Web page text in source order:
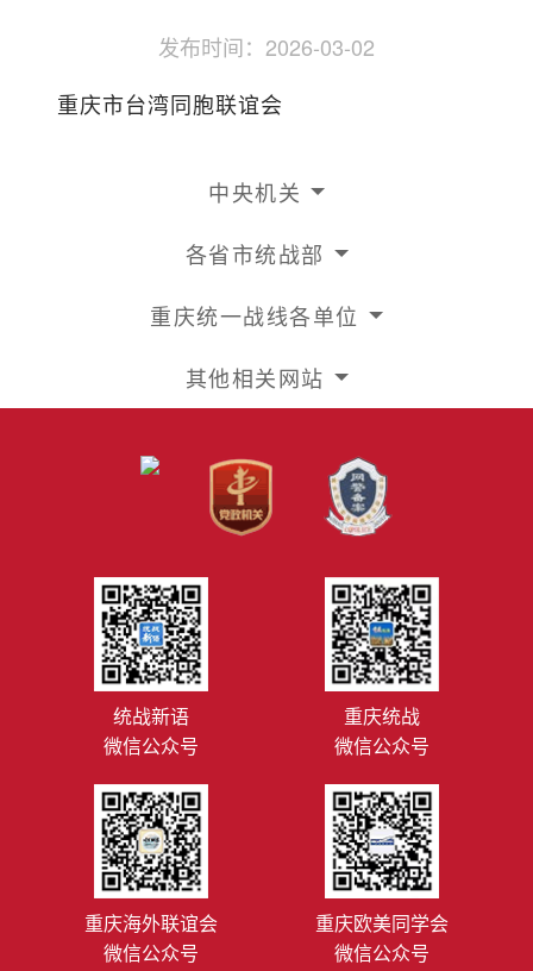
发布时间： 2026-03-02
重庆市台湾同胞联谊会
中央机关
各省市统战部
重庆统一战线各单位
其他相关网站
统战新语
微信公众号
重庆统战
微信公众号
重庆海外联谊会
微信公众号
重庆欧美同学会
微信公众号